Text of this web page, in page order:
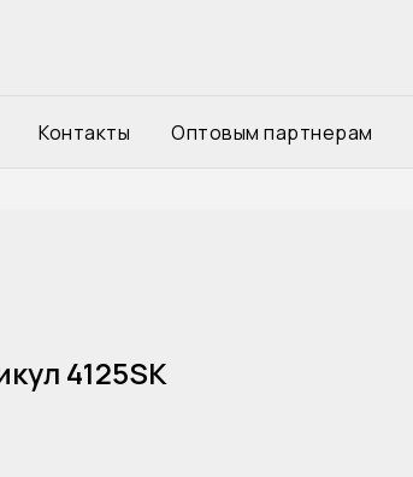
Контакты Оптовым партнерам
4125SK